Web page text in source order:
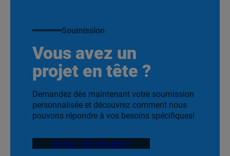
Soumission
Vous avez un
projet en tête ?
Demandez dès maintenant votre soumission
personnalisée et découvrez comment nous
pouvons répondre à vos besoins spécifiques!
Remplir le formulaire